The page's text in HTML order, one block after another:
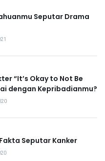
Seputar Drama
“It’s Okay to Not Be
dengan Kepribadianmu?
Seputar Kanker